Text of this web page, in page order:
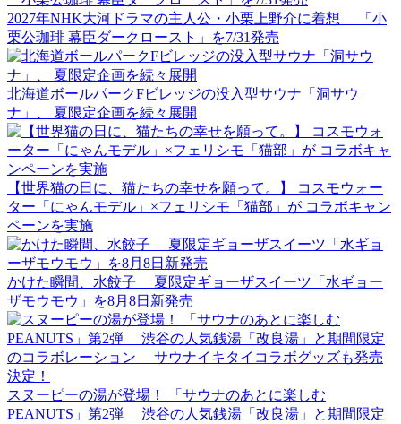
2027年NHK大河ドラマの主人公・小栗上野介に着想 「小
栗公珈琲 幕臣ダークロースト」を7/31発売
北海道ボールパークFビレッジの没入型サウナ「洞サウ
ナ」、 夏限定企画を続々展開
【世界猫の日に、猫たちの幸せを願って。】 コスモウォー
ター「にゃんモデル」×フェリシモ「猫部」が コラボキャン
ペーンを実施
かけた瞬間、水餃子 夏限定ギョーザスイーツ「水ギョー
ザモウモウ」を8月8日新発売
スヌーピーの湯が登場！ 「サウナのあとに楽しむ
PEANUTS」第2弾 渋谷の人気銭湯「改良湯」と期間限定